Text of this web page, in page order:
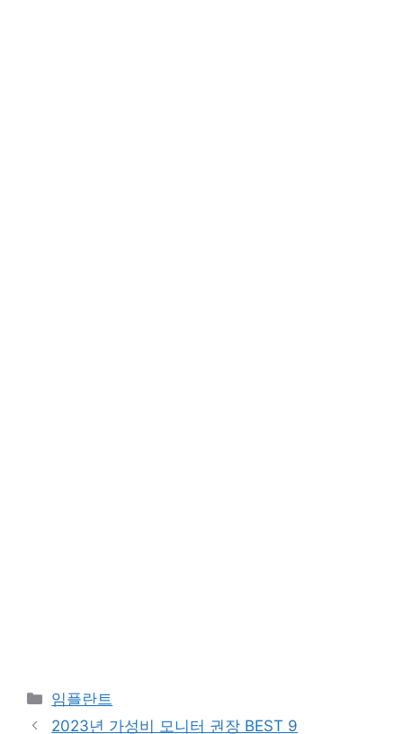
카
테
임플란트
2023년 가성비 모니터 권장 BEST 9